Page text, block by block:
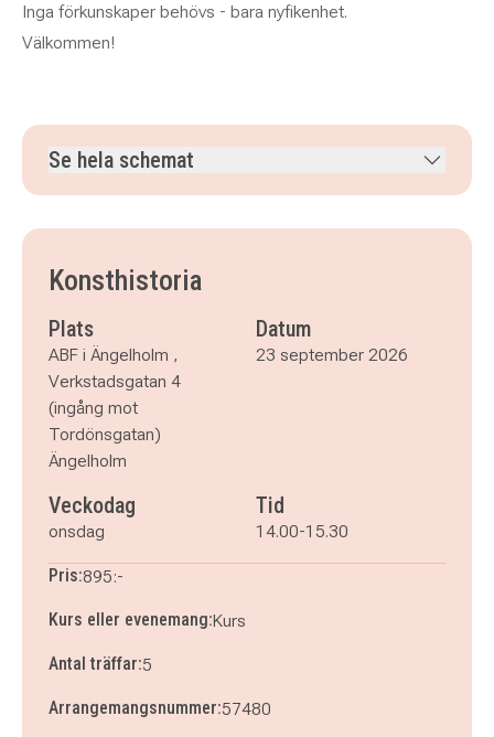
Inga förkunskaper behövs - bara nyfikenhet.
Välkommen!
Se hela schemat
onsdag 7 oktober 2026
onsdag 14 oktober 2026
onsdag 21 oktober 2026
klockan 14.00–15.30
Konsthistoria
Plats
ABF i Ängelholm ,
Verkstadsgatan 4
(ingång mot
Tordönsgatan)
Ängelholm
Datum
23 september 2026
Veckodag
onsdag
Tid
14.00-15.30
Pris:895:-
Kurs eller evenemang:Kurs
Antal träffar:5
Arrangemangsnummer:57480